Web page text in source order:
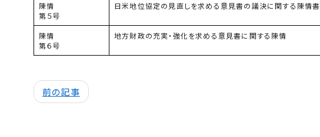
陳情
第５号
日米地位協定の見直しを求める意見書の議決に関する陳情書
陳情
第６号
地方財政の充実・強化を求める意見書に関する陳情
前の記事